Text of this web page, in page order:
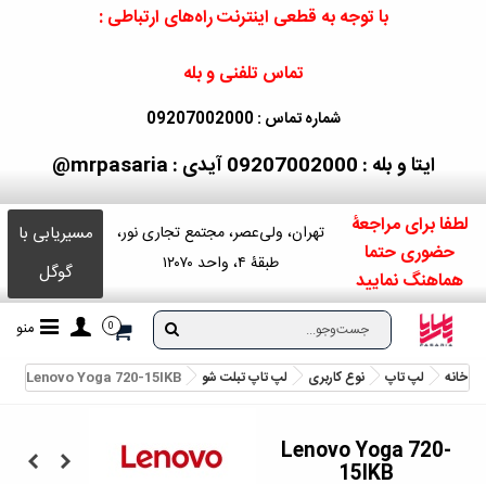
با توجه به قطعی اینترنت راه‌های ارتباطی :
تماس تلفنی و بله
شماره تماس : 09207002000
ایتا و بله : 09207002000 آیدی : mrpasaria@
لطفا برای مراجعۀ
حضوری حتما
هماهنگ نمایید
تهران، ولی‌عصر، مجتمع تجاری نور،
طبقۀ ۴، واحد ۱۲۰۷۰
مسیریابی با
گوگل
0 منو
خانه لپ تاپ نوع کاربری لپ تاپ تبلت شو Lenovo Yoga 720-15IKB
Lenovo Yoga 720-
15IKB